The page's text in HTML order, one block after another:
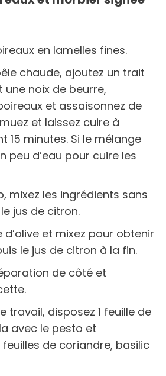
en lamelles fines.
chaude, ajoutez un trait
une noix de beurre,
et assaisonnez de
et laissez cuire à
15 minutes. Si le mélange
peu d’eau pour cuire les
mixez les ingrédients sans
le jus de citron.
d’olive et mixez pour obtenir
le jus de citron à la fin.
de côté et
travail, disposez 1 feuille de
avec le pesto et
de coriandre, basilic